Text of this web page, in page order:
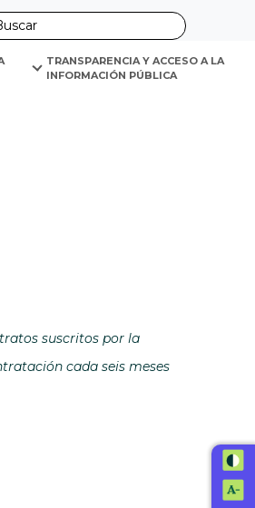
TRANSPARENCIA Y ACCESO A LA
INFORMACIÓN PÚBLICA
suscritos por la
cada seis meses